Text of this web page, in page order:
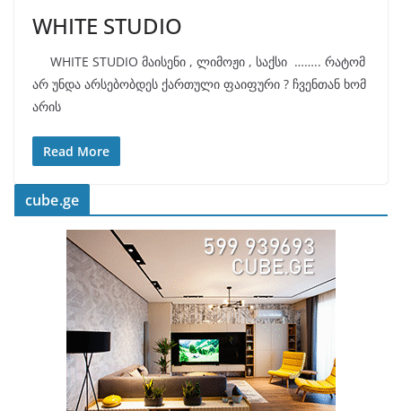
WHITE STUDIO
WHITE STUDIO მაისენი , ლიმოჟი , საქსი …….. რატომ
არ უნდა არსებობდეს ქართული ფაიფური ? ჩვენთან ხომ
არის
Read More
cube.ge